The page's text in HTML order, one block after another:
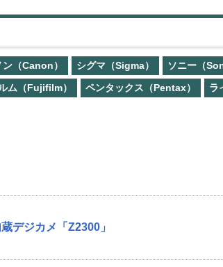
ン（Canon） シグマ（Sigma）
ソニー（
ム（Fujifilm） ペンタックス（Pentax）
ラ
デジカメ「Z2300」